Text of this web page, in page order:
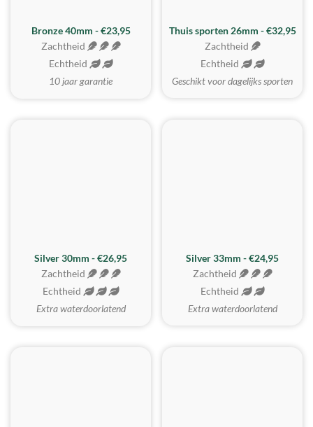
Bronze 40mm - €23,95
Zachtheid
Echtheid
10 jaar garantie
Thuis sporten 26mm - €32,95
Zachtheid
Echtheid
Geschikt voor dagelijks sporten
Silver 30mm - €26,95
Zachtheid
Echtheid
Extra waterdoorlatend
Silver 33mm - €24,95
Zachtheid
Echtheid
Extra waterdoorlatend